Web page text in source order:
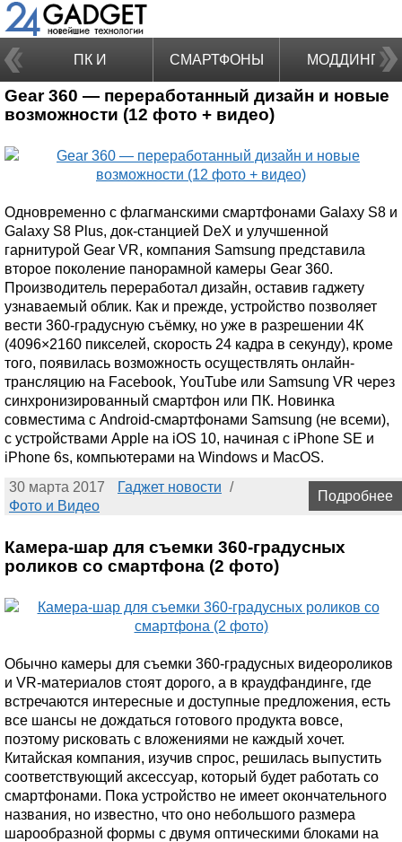
ПК И
НОУТБУКИ
СМАРТФОНЫ МОДДИНГ
Gear 360 — переработанный дизайн и новые
возможности (12 фото + видео)
Одновременно с флагманскими смартфонами Galaxy S8 и
Galaxy S8 Plus, док-станцией DeX и улучшенной
гарнитурой Gear VR, компания Samsung представила
второе поколение панорамной камеры Gear 360.
Производитель переработал дизайн, оставив гаджету
узнаваемый облик. Как и прежде, устройство позволяет
вести 360-градусную съёмку, но уже в разрешении 4К
(4096×2160 пикселей, скорость 24 кадра в секунду), кроме
того, появилась возможность осуществлять онлайн-
трансляцию на Facebook, YouTube или Samsung VR через
синхронизированный смартфон или ПК. Новинка
совместима с Android-смартфонами Samsung (не всеми),
с устройствами Apple на iOS 10, начиная с iPhone SE и
iPhone 6s, компьютерами на Windows и MacOS.
30 марта 2017
Гаджет новости /
Фото и Видео
Подробнее
Камера-шар для съемки 360-градусных
роликов со смартфона (2 фото)
Обычно камеры для съемки 360-градусных видеороликов
и VR-материалов стоят дорого, а в краудфандинге, где
встречаются интересные и доступные предложения, есть
все шансы не дождаться готового продукта вовсе,
поэтому рисковать с вложениями не каждый хочет.
Китайская компания, изучив спрос, решилась выпустить
соответствующий аксессуар, который будет работать со
смартфонами. Пока устройство не имеет окончательного
названия, но известно, что оно небольшого размера
шарообразной формы с двумя оптическими блоками на